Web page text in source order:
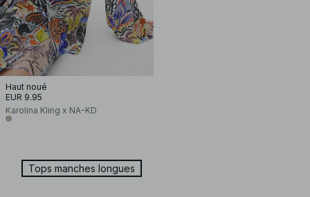
Haut noué
EUR 9.95
Karolina Kling x NA-KD
Tops manches longues